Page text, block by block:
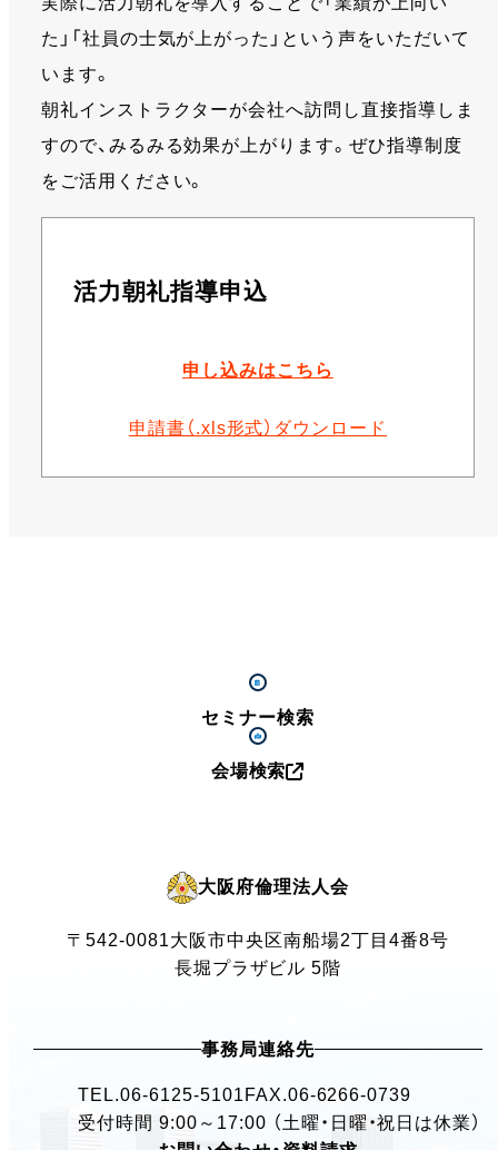
た」「社員の士気が上がった」という声をいただいて
います。
朝礼インストラクターが会社へ訪問し直接指導しま
すので、みるみる効果が上がります。ぜひ指導制度
をご活用ください。
活力朝礼指導申込
申し込みはこちら
申請書（.xls形式）ダウンロード
セミナー検索
会場検索
大阪府倫理法人会
〒542-0081大阪市中央区南船場2丁目4番8号
長堀プラザビル 5階
事務局連絡先
TEL.06-6125-5101 FAX.06-6266-0739
受付時間 9:00～17:00 （土曜・日曜・祝日は休業）